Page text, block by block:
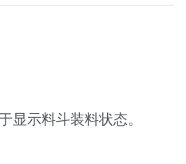
显示料斗装料状态。